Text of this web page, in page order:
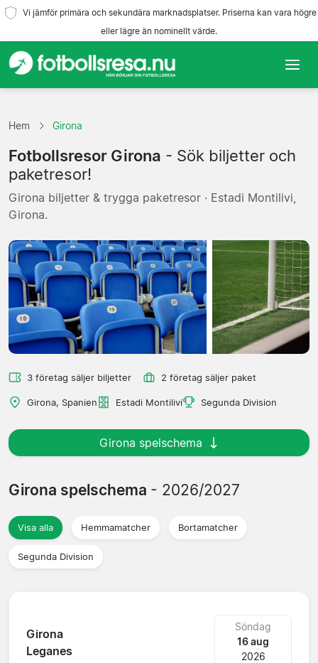
Vi jämför primära och sekundära marknadsplatser. Priserna kan vara högre
eller lägre än nominellt värde.
Lag
Ligor
Resebyråer
Hem Girona
Fotbollsresor Girona - Sök biljetter och
paketresor!
Girona biljetter & trygga paketresor · Estadi Montilivi,
Girona.
3 företag säljer biljetter 2 företag säljer paket
Girona, Spanien Estadi Montilivi Segunda Division
Girona spelschema
Girona spelschema - 2026/2027
Visa alla Hemmamatcher Bortamatcher
Segunda Division
Girona
Leganes
Söndag
16 aug
2026